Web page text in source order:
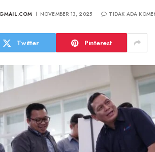
NOVEMBER 13, 2025 TIDAK ADA
Twitter Pinterest